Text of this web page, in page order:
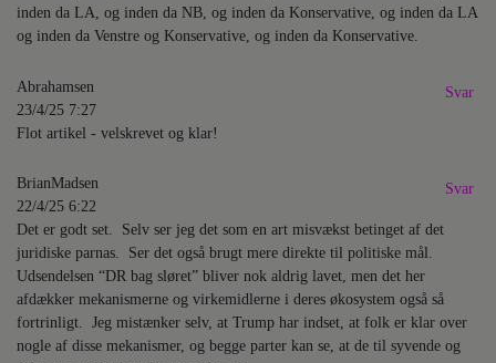
inden da LA, og inden da NB, og inden da Konservative, og inden da LA
og inden da Venstre og Konservative, og inden da Konservative.
Abrahamsen
23/4/25 7:27
Flot artikel - velskrevet og klar!
Svar
BrianMadsen
22/4/25 6:22
Det er godt set. Selv ser jeg det som en art misvækst betinget af det
juridiske parnas. Ser det også brugt mere direkte til politiske mål.
Udsendelsen “DR bag sløret” bliver nok aldrig lavet, men det her
afdækker mekanismerne og virkemidlerne i deres økosystem også så
fortrinligt. Jeg mistænker selv, at Trump har indset, at folk er klar over
nogle af disse mekanismer, og begge parter kan se, at de til syvende og
Svar